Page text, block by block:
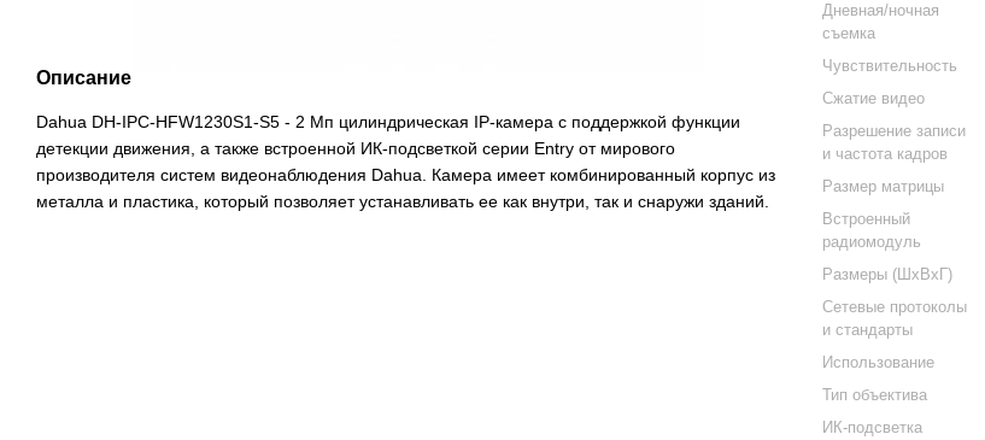
Описание
Dahua DH-IPC-HFW1230S1-S5 - 2 Мп цилиндрическая IP-камера c поддержкой функции
детекции движения, а также встроенной ИК-подсветкой серии Entry от мирового
производителя систем видеонаблюдения Dahua. Камера имеет комбинированный корпус из
металла и пластика, который позволяет устанавливать ее как внутри, так и снаружи зданий.
Дневная/ночная
съемка
Чувствительность
Сжатие видео
Разрешение записи
и частота кадров
Размер матрицы
Встроенный
радиомодуль
Размеры (ШxВxГ)
Сетевые протоколы
и стандарты
Использование
Тип объектива
ИК-подсветка